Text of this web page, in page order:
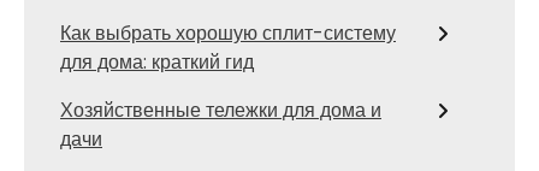
Как выбрать хорошую сплит-систему
для дома: краткий гид
Хозяйственные тележки для дома и
дачи